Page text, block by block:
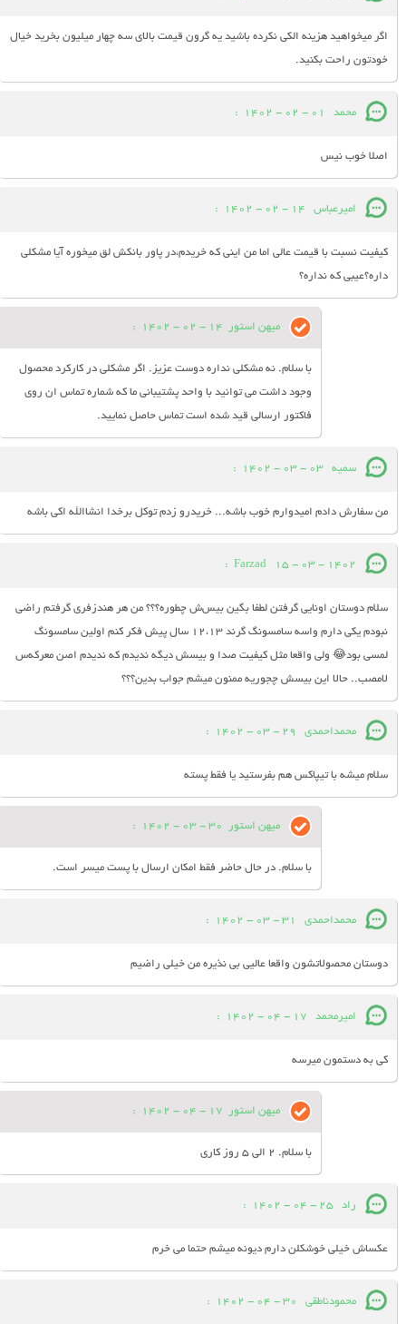
اگر میخواهید هزینه الکی نکرده باشید یه گرون قیمت بالای سه چهار میلیون بخرید خیال
خودتون راحت بکنید.
محمد 01 - 02 - 1402
:
اصلا خوب نیس
امیرعباس 14 - 02 - 1402
:
کیفیت نسبت با قیمت عالی اما من اینی که خریدم،در پاور بانکش لق میخوره آیا مشکلی
داره؟عیبی که نداره؟
میهن استور 14 - 02 - 1402
:
با سلام. نه مشکلی نداره دوست عزیز. اگر مشکلی در کارکرد محصول
وجود داشت می توانید با واحد پشتیبانی ما که شماره تماس ان روی
فاکتور ارسالی قید شده است تماس حاصل نمایید.
سمیه 03 - 03 - 1402
:
من سفارش دادم امیدوارم خوب باشه... خریدرو زدم توکل برخدا انشاالله اکی باشه
Farzad 15 - 03 - 1402
:
سلام دوستان اونایی گرفتن لطفا بگین بیس‌ش چطوره؟؟؟ من هر هندزفری گرفتم راضی
نبودم یکی دارم واسه سامسونگ گرند ۱۲،۱۳ سال پیش فکر کنم اولین سامسونگ
لمسی بود😂 ولی واقعا مثل کیفیت صدا و بیسش دیگه ندیدم که ندیدم اصن معرکه‌س
لامصب.. حالا این بیسش چجوریه ممنون میشم جواب بدین؟؟؟
محمداحمدی 29 - 03 - 1402
:
سلام میشه با تیپاکس هم بفرستید یا فقط پسته
میهن استور 30 - 03 - 1402
:
با سلام. در حال حاضر فقط امکان ارسال با پست میسر است.
محمداحمدی 31 - 03 - 1402
:
دوستان محصولاتشون واقعا عالیی بی نذیره من خیلی راضیم
امیرمحمد 17 - 04 - 1402
:
کی به دستمون میرسه
میهن استور 17 - 04 - 1402
:
با سلام. 2 الی 5 روز کاری
راد 25 - 04 - 1402
:
عکساش خیلی خوشکلن دارم دیونه میشم حتما می خرم
محمودناطقی 30 - 04 - 1402
: